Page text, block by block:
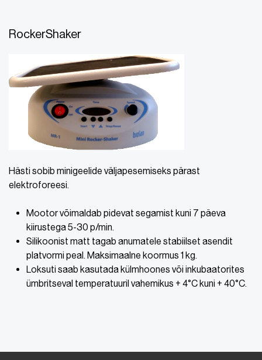
RockerShaker
Hästi sobib minigeelide väljapesemiseks pärast
elektroforeesi.
Mootor võimaldab pidevat segamist kuni 7 päeva
kiirustega 5-30 p/min.
Silikoonist matt tagab anumatele stabiilset asendit
platvormi peal. Maksimaalne koormus 1 kg.
Loksuti saab kasutada külmhoones või inkubaatorites
ümbritseval temperatuuril vahemikus + 4°C kuni + 40°C.